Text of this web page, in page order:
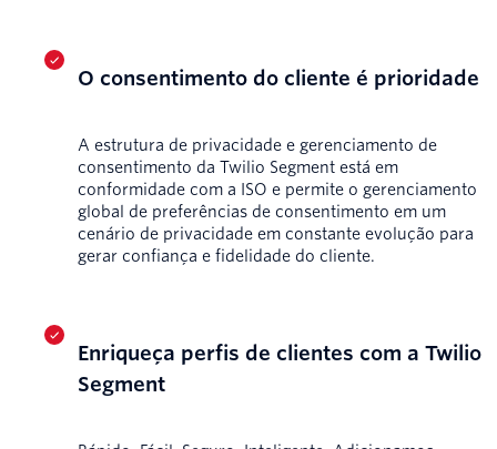
O consentimento do cliente é prioridade
A estrutura de privacidade e gerenciamento de
consentimento da Twilio Segment está em
conformidade com a ISO e permite o gerenciamento
global de preferências de consentimento em um
cenário de privacidade em constante evolução para
gerar confiança e fidelidade do cliente.
Enriqueça perfis de clientes com a Twilio
Segment